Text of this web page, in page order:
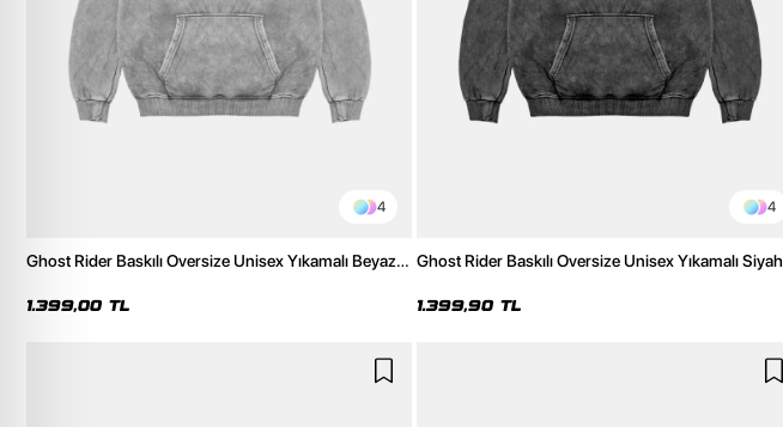
4
Ghost Rider Baskılı Oversize Unisex Yıkamalı Beyaz
1.399,00 TL
4
Ghost Rider Baskılı Oversize Unisex Yıkamalı Siyah
1.399,90 TL